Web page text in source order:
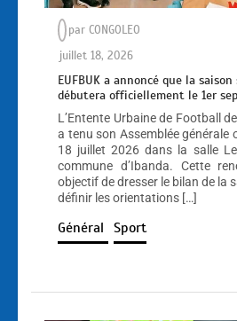
par CONGOLEO
juillet 18, 2026
EUFBUK a annoncé que la
débutera officiellement le 1er
L’Entente Urbaine de Football
a tenu son Assemblée générale
18 juillet 2026 dans la salle
commune d’Ibanda. Cette
objectif de dresser le bilan de la
définir les orientations […]
Général Sport